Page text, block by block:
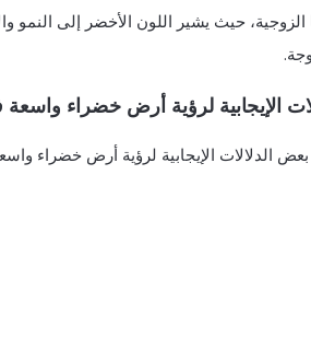
الزوجية، حيث يشير اللون الأخضر إلى النمو
الإيجابية لرؤية أرض خضراء واسعة
بعض الدلالات الإيجابية لرؤية أرض خضراء